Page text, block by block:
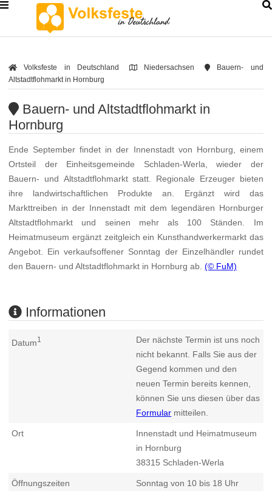
Volksfeste in Deutschland Niedersachsen
Bauern- und
Altstadtflohmarkt in Hornburg
Bauern- und Altstadtflohmarkt in
Hornburg
Ende September findet in der Innenstadt von Hornburg, einem
Ortsteil der Einheitsgemeinde Schladen-Werla, wieder der
Bauern- und Altstadtflohmarkt statt. Regionale Erzeuger bieten
ihre landwirtschaftlichen Produkte an. Ergänzt wird das
Markttreiben in der Innenstadt mit dem legendären Hornburger
Altstadtflohmarkt und seinen mehr als 100 Ständen. Im
Heimatmuseum ergänzt zeitgleich ein Kunsthandwerkermarkt das
Angebot. Ein verkaufsoffener Sonntag der Einzelhändler rundet
den Bauern- und Altstadtflohmarkt in Hornburg ab.(© FuM)
Informationen
Datum1
Der nächste Termin ist uns noch
nicht bekannt. Falls Sie aus der
Gegend kommen und den
neuen Termin bereits kennen,
können Sie uns diesen über das
Formular mitteilen.
Ort
Innenstadt und Heimatmuseum
in Hornburg
38315 Schladen-Werla
Öffnungszeiten
Sonntag von 10 bis 18 Uhr